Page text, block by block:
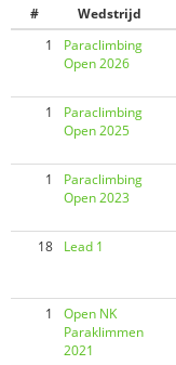
# Wedstrijd
1
Paraclimbing
Open 2026
1
Paraclimbing
Open 2025
1
Paraclimbing
Open 2023
18 Lead 1
1
Open NK
Paraklimmen
2021